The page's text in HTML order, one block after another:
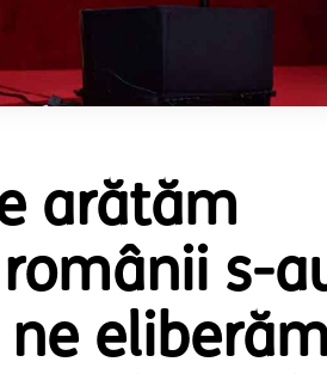
arătăm
s-
eliberăm